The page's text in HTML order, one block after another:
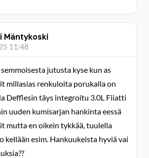
Mäntykoski
11:48
jutusta kyse kun as
millasias renkuloita porukalla on
Defflesin täys integroitu 3.0L Fiiatti
uuden kumisarjan hankinta eessä
mutta en oikein tykkää, tuulella
kellään esim. Hankuukeista hyviä vai